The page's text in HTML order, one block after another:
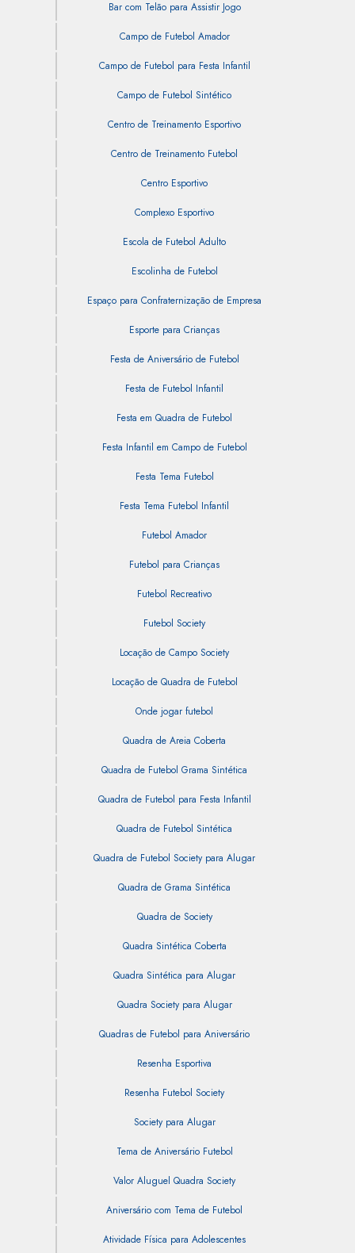
Bar com Telão para Assistir Jogo
Campo de Futebol Amador
Campo de Futebol para Festa Infantil
Campo de Futebol Sintético
Centro de Treinamento Esportivo
Centro de Treinamento Futebol
Centro Esportivo
Complexo Esportivo
Escola de Futebol Adulto
Escolinha de Futebol
Espaço para Confraternização de Empresa
Esporte para Crianças
Festa de Aniversário de Futebol
Festa de Futebol Infantil
Festa em Quadra de Futebol
Festa Infantil em Campo de Futebol
Festa Tema Futebol
Festa Tema Futebol Infantil
Futebol Amador
Futebol para Crianças
Futebol Recreativo
Futebol Society
Locação de Campo Society
Locação de Quadra de Futebol
Onde jogar futebol
Quadra de Areia Coberta
Quadra de Futebol Grama Sintética
Quadra de Futebol para Festa Infantil
Quadra de Futebol Sintética
Quadra de Futebol Society para Alugar
Quadra de Grama Sintética
Quadra de Society
Quadra Sintética Coberta
Quadra Sintética para Alugar
Quadra Society para Alugar
Quadras de Futebol para Aniversário
Resenha Esportiva
Resenha Futebol Society
Society para Alugar
Tema de Aniversário Futebol
Valor Aluguel Quadra Society
Aniversário com Tema de Futebol
Atividade Física para Adolescentes